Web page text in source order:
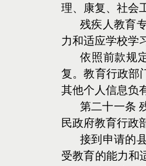
理、康复、社会
残疾人教育
力和适应学校学
依照前款规
复。教育行政部
其他个人信息负
第二十一条
民政府教育行政
接到申请的
受教育的能力和